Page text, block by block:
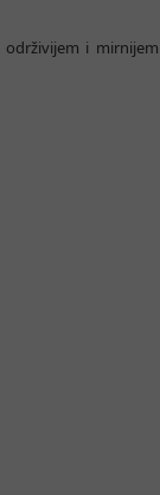
održivijem i mirnijem